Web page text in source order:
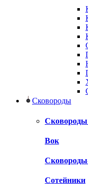
Сковороды
Сковороды
Вок
Сотейники